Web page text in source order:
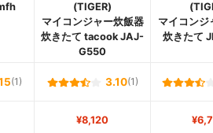
(TIGER)
マイコンジャー炊飯器
炊きたて tacook JAJ-
G550
マイコンジ
炊きたて
(1) 3.10(1)
¥8,120